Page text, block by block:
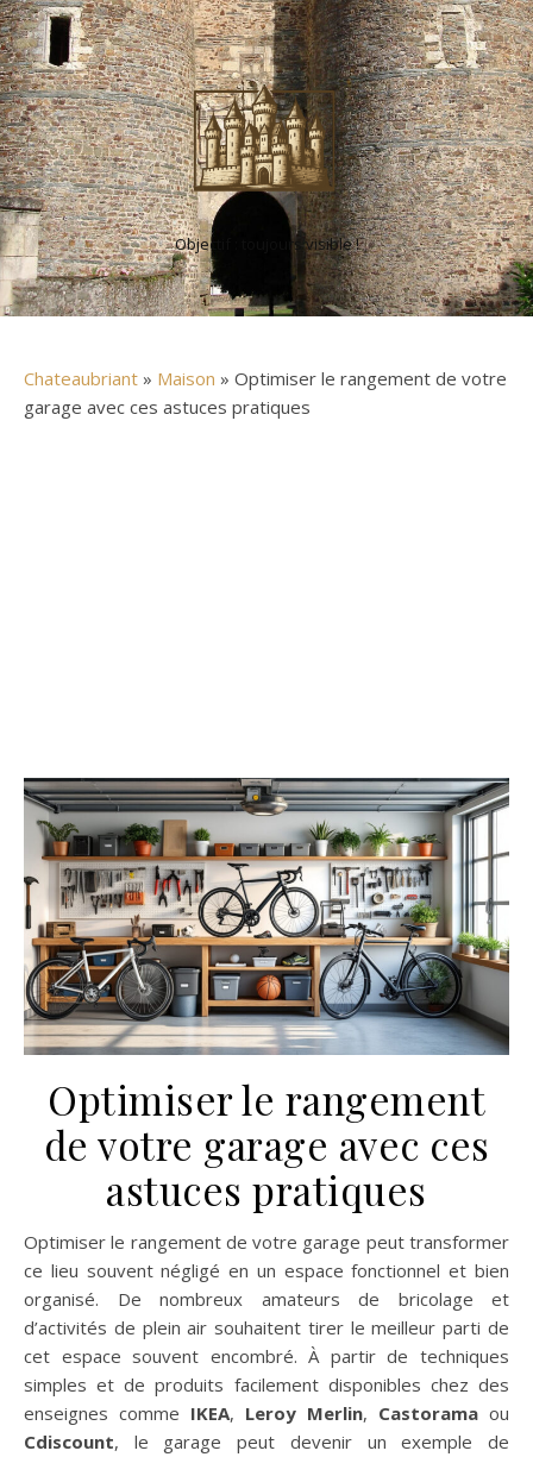
Objectif : toujours visible !
Chateaubriant » Maison » Optimiser le rangement de votre
garage avec ces astuces pratiques
Optimiser le rangement
de votre garage avec ces
astuces pratiques
Optimiser le rangement de votre garage peut transformer
ce lieu souvent négligé en un espace fonctionnel et bien
organisé. De nombreux amateurs de bricolage et
d’activités de plein air souhaitent tirer le meilleur parti de
cet espace souvent encombré. À partir de techniques
simples et de produits facilement disponibles chez des
enseignes comme IKEA, Leroy Merlin, Castorama ou
Cdiscount, le garage peut devenir un exemple de